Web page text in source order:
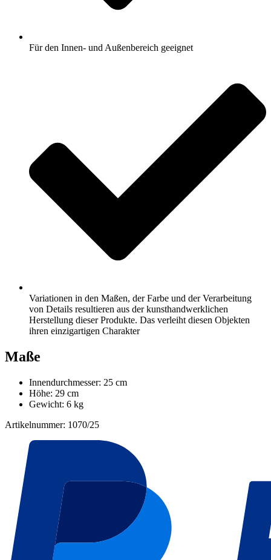
Für den Innen- und Außenbereich geeignet
Variationen in den Maßen, der Farbe und der Verarbeitung
von Details resultieren aus der kunsthandwerklichen
Herstellung dieser Produkte. Das verleiht diesen Objekten
ihren einzigartigen Charakter
Maße
Innendurchmesser: 25 cm
Höhe: 29 cm
Gewicht: 6 kg
Artikelnummer: 1070/25